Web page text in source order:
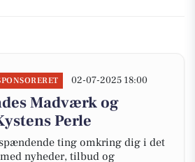
02-07-2025 18:00
Madværk og
Perle
ting omkring dig i det
nyheder, tilbud og